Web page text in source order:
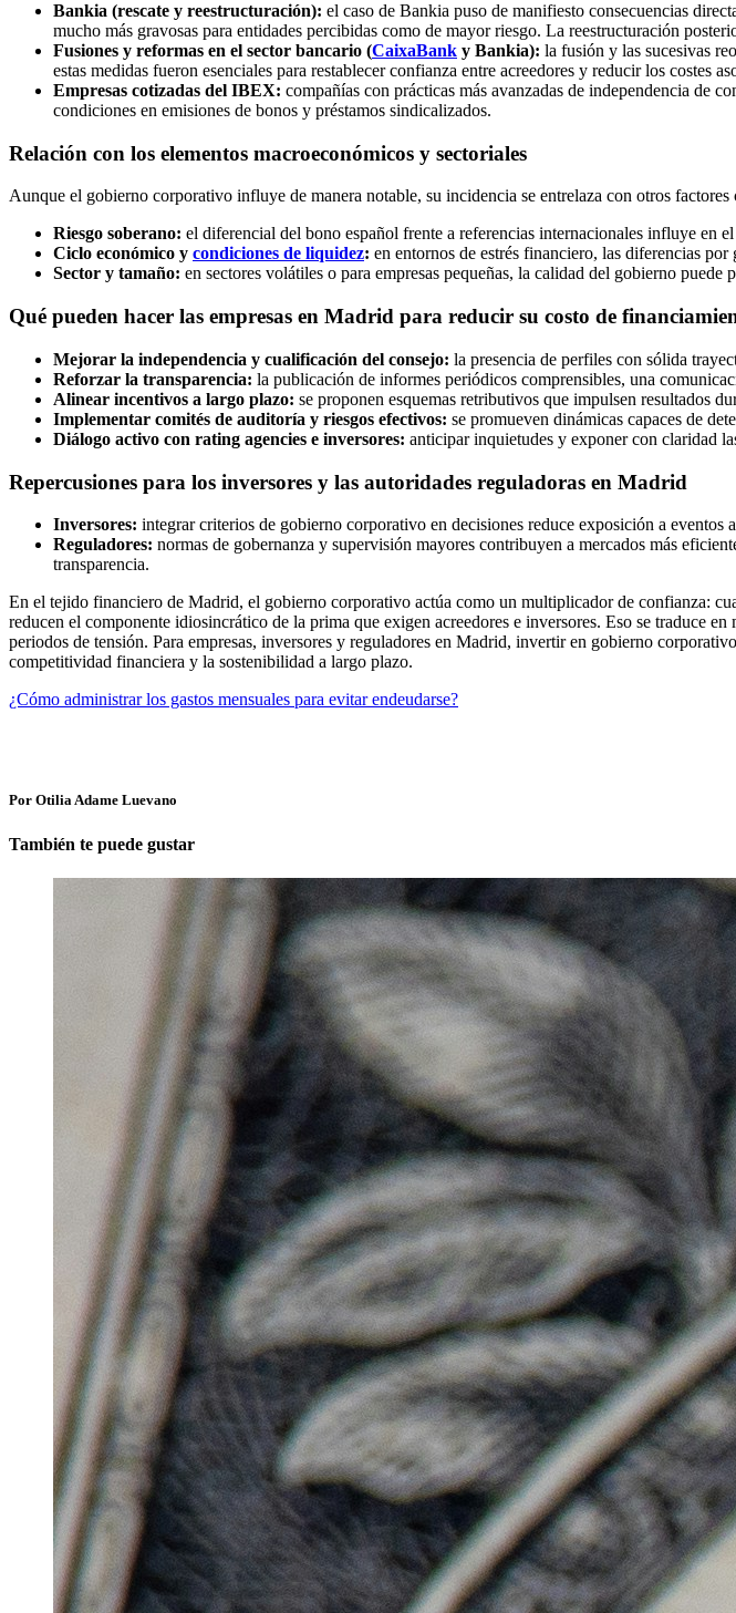
Bankia (rescate y reestructuración): el caso de Bankia puso de manifiesto consecuencias
mucho más gravosas para entidades percibidas como de mayor riesgo. La reestructuración
Fusiones y reformas en el sector bancario (CaixaBank y Bankia): la fusión y las sucesivas
estas medidas fueron esenciales para restablecer confianza entre acreedores y reducir los costes
Empresas cotizadas del IBEX: compañías con prácticas más avanzadas de independencia de
condiciones en emisiones de bonos y préstamos sindicalizados.
Relación con los elementos macroeconómicos y sectoriales
Aunque el gobierno corporativo influye de manera notable, su incidencia se entrelaza con otros factores
Riesgo soberano: el diferencial del bono español frente a referencias internacionales influye en
Ciclo económico y condiciones de liquidez: en entornos de estrés financiero, las diferencias
Sector y tamaño: en sectores volátiles o para empresas pequeñas, la calidad del gobierno
Qué pueden hacer las empresas en Madrid para reducir su costo de
Mejorar la independencia y cualificación del consejo: la presencia de perfiles con sólida
Reforzar la transparencia: la publicación de informes periódicos comprensibles, una
Alinear incentivos a largo plazo: se proponen esquemas retributivos que impulsen resultados
Implementar comités de auditoría y riesgos efectivos: se promueven dinámicas capaces de
Diálogo activo con rating agencies e inversores: anticipar inquietudes y exponer con claridad
Repercusiones para los inversores y las autoridades reguladoras en Madrid
Inversores: integrar criterios de gobierno corporativo en decisiones reduce exposición a eventos
Reguladores: normas de gobernanza y supervisión mayores contribuyen a mercados más
transparencia.
En el tejido financiero de Madrid, el gobierno corporativo actúa como un multiplicador de confianza:
reducen el componente idiosincrático de la prima que exigen acreedores e inversores. Eso se traduce
periodos de tensión. Para empresas, inversores y reguladores en Madrid, invertir en gobierno
competitividad financiera y la sostenibilidad a largo plazo.
¿Cómo administrar los gastos mensuales para evitar endeudarse?
Por Otilia Adame Luevano
También te puede gustar